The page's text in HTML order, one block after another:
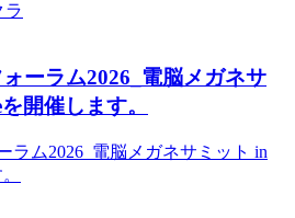
ラ
ーラム2026_電脳メガネサ
開催します。
ラム2026_電脳メガネサミット in